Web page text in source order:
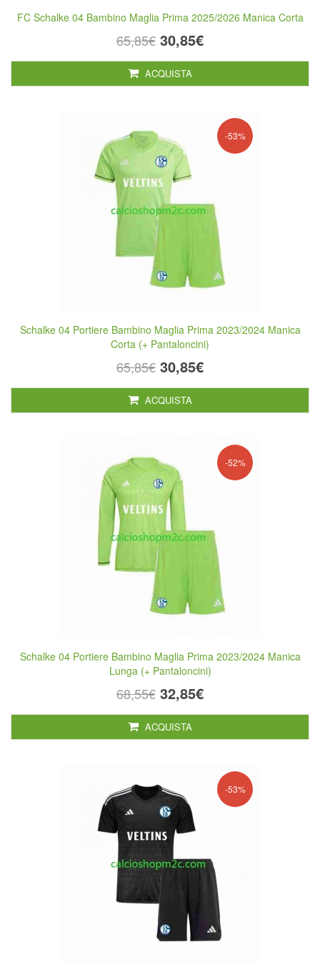
FC Schalke 04 Bambino Maglia Prima 2025/2026 Manica Corta
65,85€ 30,85€
ACQUISTA
-53%
Schalke 04 Portiere Bambino Maglia Prima 2023/2024 Manica
Corta (+ Pantaloncini)
65,85€ 30,85€
ACQUISTA
-52%
Schalke 04 Portiere Bambino Maglia Prima 2023/2024 Manica
Lunga (+ Pantaloncini)
68,55€ 32,85€
ACQUISTA
-53%